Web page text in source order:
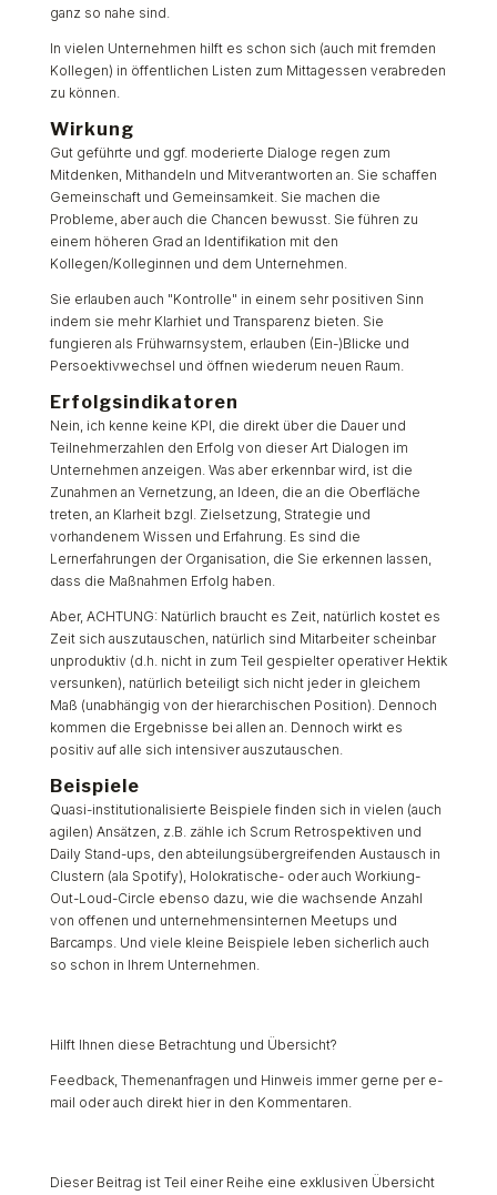
ganz so nahe sind.
In vielen Unternehmen hilft es schon sich (auch mit fremden
Kollegen) in öffentlichen Listen zum Mittagessen verabreden
zu können.
Wirkung
Gut geführte und ggf. moderierte Dialoge regen zum
Mitdenken, Mithandeln und Mitverantworten an. Sie schaffen
Gemeinschaft und Gemeinsamkeit. Sie machen die
Probleme, aber auch die Chancen bewusst. Sie führen zu
einem höheren Grad an Identifikation mit den
Kollegen/Kolleginnen und dem Unternehmen.
Sie erlauben auch "Kontrolle" in einem sehr positiven Sinn
indem sie mehr Klarhiet und Transparenz bieten. Sie
fungieren als Frühwarnsystem, erlauben (Ein-)Blicke und
Persoektivwechsel und öffnen wiederum neuen Raum.
Erfolgsindikatoren
Nein, ich kenne keine KPI, die direkt über die Dauer und
Teilnehmerzahlen den Erfolg von dieser Art Dialogen im
Unternehmen anzeigen. Was aber erkennbar wird, ist die
Zunahmen an Vernetzung, an Ideen, die an die Oberfläche
treten, an Klarheit bzgl. Zielsetzung, Strategie und
vorhandenem Wissen und Erfahrung. Es sind die
Lernerfahrungen der Organisation, die Sie erkennen lassen,
dass die Maßnahmen Erfolg haben.
Aber, ACHTUNG: Natürlich braucht es Zeit, natürlich kostet es
Zeit sich auszutauschen, natürlich sind Mitarbeiter scheinbar
unproduktiv (d.h. nicht in zum Teil gespielter operativer Hektik
versunken), natürlich beteiligt sich nicht jeder in gleichem
Maß (unabhängig von der hierarchischen Position). Dennoch
kommen die Ergebnisse bei allen an. Dennoch wirkt es
positiv auf alle sich intensiver auszutauschen.
Beispiele
Quasi-institutionalisierte Beispiele finden sich in vielen (auch
agilen) Ansätzen, z.B. zähle ich Scrum Retrospektiven und
Daily Stand-ups, den abteilungsübergreifenden Austausch in
Clustern (ala Spotify), Holokratische- oder auch Workiung-
Out-Loud-Circle ebenso dazu, wie die wachsende Anzahl
von offenen und unternehmensinternen Meetups und
Barcamps. Und viele kleine Beispiele leben sicherlich auch
so schon in Ihrem Unternehmen.
Hilft Ihnen diese Betrachtung und Übersicht?
Feedback, Themenanfragen und Hinweis immer gerne per e-
mail oder auch direkt hier in den Kommentaren.
Dieser Beitrag ist Teil einer Reihe eine exklusiven Übersicht